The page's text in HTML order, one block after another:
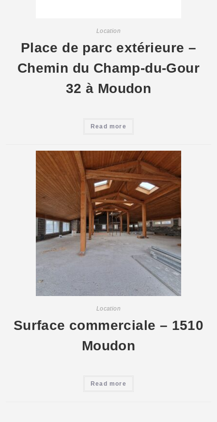
Location
Place de parc extérieure –
Chemin du Champ-du-Gour
32 à Moudon
Read more
Location
Surface commerciale – 1510
Moudon
Read more